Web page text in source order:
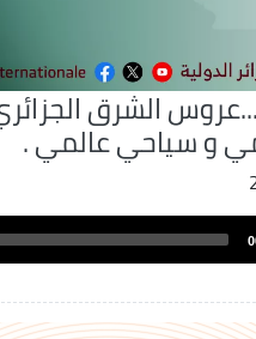
الشرق
و سياحي عالمي .